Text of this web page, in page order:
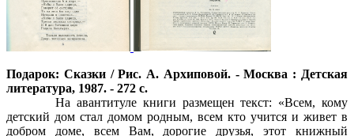
Подарок: Сказки / Рис. А. Архиповой. - Москва : Детская
литература, 1987. - 272 с.
На авантитуле книги размещен текст: «Всем, кому
детский дом стал домом родным, всем кто учится и живет в
добром доме, всем Вам, дорогие друзья, этот книжный